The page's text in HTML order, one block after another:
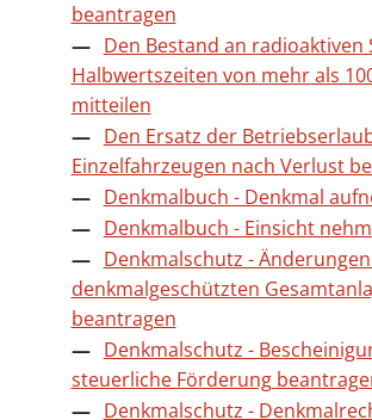
beantragen
Den Bestand an
Halbwertszeiten von mehr als
mitteilen
Den Ersatz der
Einzelfahrzeugen nach Verlust
Denkmalbuch - Denkmal
Denkmalbuch - Einsicht
Denkmalschutz -
denkmalgeschützten
beantragen
Denkmalschutz -
steuerliche Förderung
Denkmalschutz -